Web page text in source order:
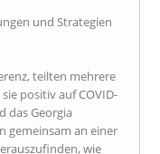
und Strategien
teilten mehrere
positiv auf COVID-
das Georgia
gemeinsam an einer
wie